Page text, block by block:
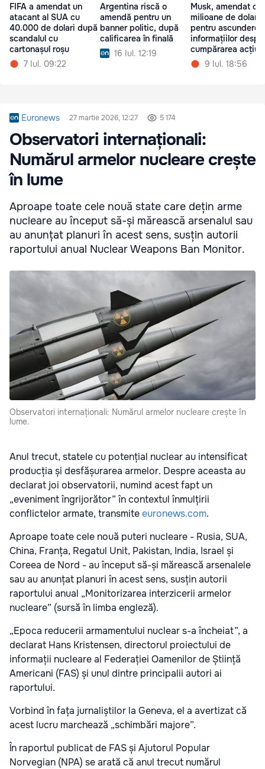
FIFA a amendat un
atacant al SUA cu
40.000 de dolari după
scandalul cu
cartonașul roșu
7 Iul. 09:22
Argentina riscă o
amendă pentru un
banner politic, după
calificarea în finală
16 Iul. 12:19
Musk, amendat cu
milioane de dolari
pentru ascunderea
informațiilor
cumpărarea
Twitter9 Iul. 18:56
Euronews 27 martie 2026, 12:27 5 174
Observatori internaționali:
Numărul armelor nucleare crește
în lume
Aproape toate cele nouă state care dețin arme
nucleare au început să-și mărească arsenalul sau
au anunțat planuri în acest sens, susțin autorii
raportului anual Nuclear Weapons Ban Monitor.
Observatori internaționali: Numărul armelor nucleare crește în
lume.
Anul trecut, statele cu potențial nuclear au intensificat
producția și desfășurarea armelor. Despre aceasta au
declarat joi observatorii, numind acest fapt un
„eveniment îngrijorător” în contextul înmulțirii
conflictelor armate, transmiteeuronews.com.
Aproape toate cele nouă puteri nucleare - Rusia, SUA,
China, Franța, Regatul Unit, Pakistan, India, Israel și
Coreea de Nord - au început să-și mărească arsenalele
sau au anunțat planuri în acest sens, susțin autorii
raportului anual „Monitorizarea interzicerii armelor
nucleare” (sursă în limba engleză).
„Epoca reducerii armamentului nuclear s-a încheiat”, a
declarat Hans Kristensen, directorul proiectului de
informații nucleare al Federației Oamenilor de Știință
Americani (FAS) și unul dintre principalii autori ai
raportului.
Vorbind în fața jurnaliștilor la Geneva, el a avertizat că
acest lucru marchează „schimbări majore”.
În raportul publicat de FAS și Ajutorul Popular
Norvegian (NPA) se arată că anul trecut numărul